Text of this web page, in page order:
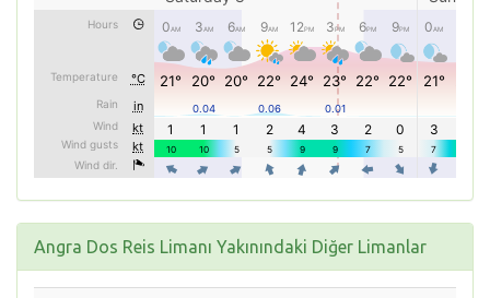
Angra Dos Reis Limanı Yakınındaki Diğer Limanlar